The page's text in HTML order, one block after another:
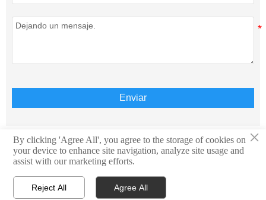
Enviar
Derechos de autor © Teison Energy Technology Co.,Ltd.
  
×
By clicking 'Agree All', you agree to the storage of cookies on
your device to enhance site navigation, analyze site usage and
assist with our marketing efforts.
Reject All Agree All